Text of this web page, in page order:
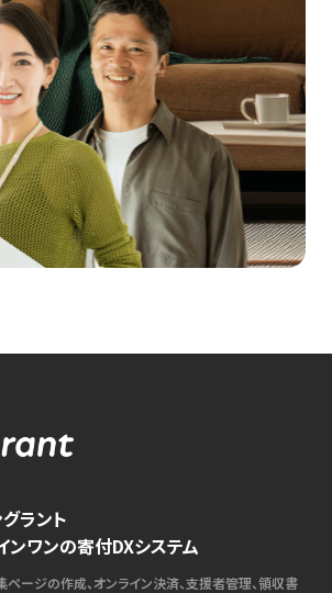
ラント
ワンの寄付DXシステム
ページの作成、オンライン決済、支援者管理、領収書